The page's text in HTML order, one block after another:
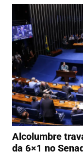
Alcolumbre
da 6×1 no